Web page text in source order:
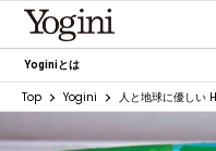
Yoginiとは
Top Yogini 人と地球に優しい